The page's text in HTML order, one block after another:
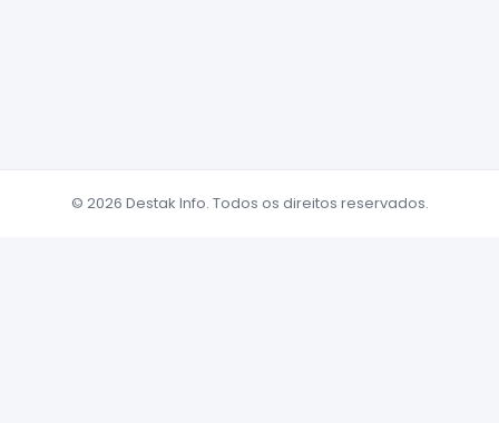
© 2026 Destak Info. Todos os direitos reservados.